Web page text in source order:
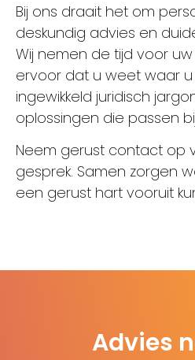
Bij ons draait het om
deskundig advies en
Wij nemen de tijd voor
ervoor dat u weet waar
ingewikkeld juridisch
oplossingen die passen
Neem gerust contact op
gesprek. Samen zorgen
een gerust hart vooruit
Advies